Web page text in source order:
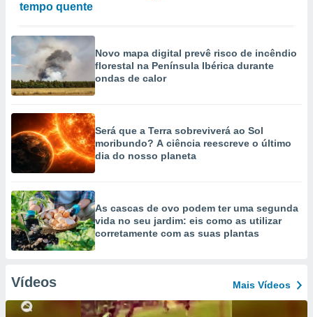
tempo quente
Novo mapa digital prevê risco de incêndio
florestal na Península Ibérica durante
ondas de calor
Será que a Terra sobreviverá ao Sol
moribundo? A ciência reescreve o último
dia do nosso planeta
As cascas de ovo podem ter uma segunda
vida no seu jardim: eis como as utilizar
corretamente com as suas plantas
Vídeos Mais Vídeos